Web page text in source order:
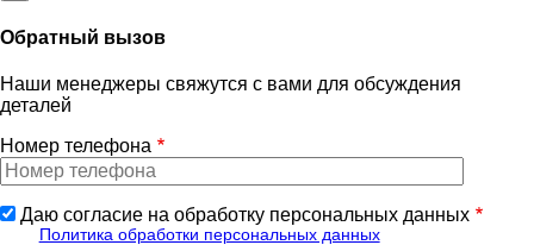
Обратный вызов
Наши менеджеры свяжутся с вами для обсуждения
деталей
Номер телефона
Даю согласие на обработку персональных данных
Политика обработки персональных данных